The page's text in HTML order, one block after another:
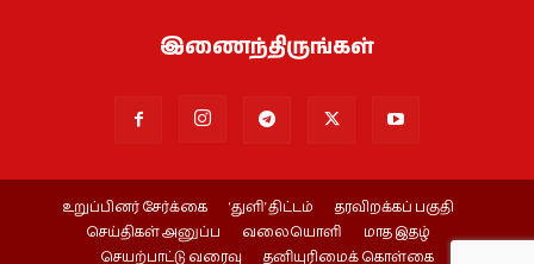
இணைந்திருங்கள்
உறுப்பினர் சேர்க்கை ‘துளி’ திட்டம்
தரவிறக்கப் பகுதி
செய்திகள் அனுப்ப
வலையொளி
மாத இதழ்
செயற்பாட்டு வரைவு
தனியுரிமைக் கொள்கை